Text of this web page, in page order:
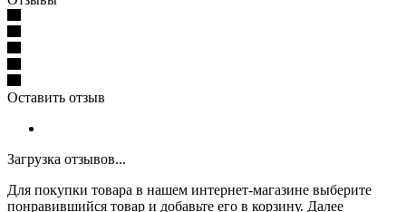
Оставить отзыв
Загрузка отзывов...
Для покупки товара в нашем интернет-магазине выберите
понравившийся товар и добавьте его в корзину. Далее